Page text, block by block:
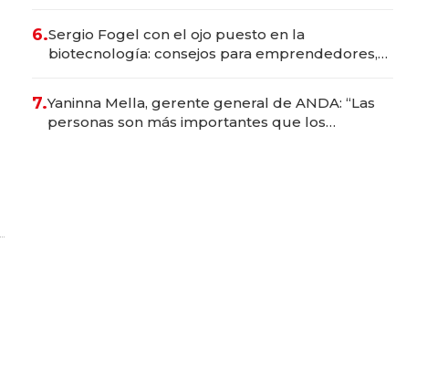
6.Sergio Fogel con el ojo puesto en la
biotecnología: consejos para emprendedores,
7.Yaninna Mella, gerente general de ANDA: “Las
personas son más importantes que los